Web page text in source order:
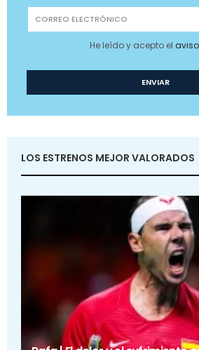
He leído y acepto el
LOS ESTRENOS MEJOR VALORADOS